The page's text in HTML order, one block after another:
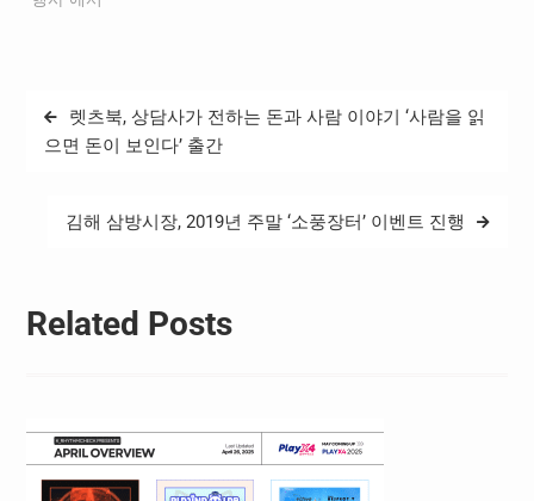
글
탐
렛츠북, 상담사가 전하는 돈과 사람 이야기 ‘사람을 읽
으면 돈이 보인다’ 출간
김해 삼방시장, 2019년 주말 ‘소풍장터’ 이벤트 진행
Related Posts